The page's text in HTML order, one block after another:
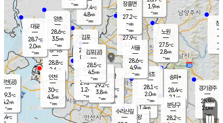
의도
℃
과천
27.2℃
1.4m/s
- mm
경기광주
25.9℃
2.0m/s
-mm
경서동
28.8℃
2.6 m/s
-mm
27.4℃
4.8m/s
-mm
대곶
28.7℃
2.0m/s
-mm
창
-
-m/
-
-mm
의왕
김포
28.3℃
0.8 m/s
mm
광명
29.0
℃
2.6 m/s
-mm
부천
29.1℃
1.2m/s
-mm
양촌
28.6℃
3.5m/s
-mm
구로
29.2℃
3.8m/s
-mm
은평
27.9℃
2.2 m/s
- mm
노원
27.5℃
2.8m/s
-mm
송파*
28.4℃
2.1 m/s
-mm
서초
28.1℃
2.0m/s
-mm
1.9m/s
-mm
수리산길
분당구
28.2℃
장흥면
27.2℃
-m/s
-mm
인천(공)
29.3℃
4.2m/s
-mm
김포(공)
28.5℃
4.5m/s
-mm
인천
30℃
4.3m/s
-mm
서울
28.6℃
4.9m/s
-mm